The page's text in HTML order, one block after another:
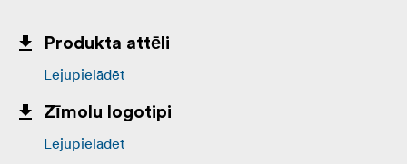
Produkta attēli
Lejupielādēt
Zīmolu logotipi
Lejupielādēt